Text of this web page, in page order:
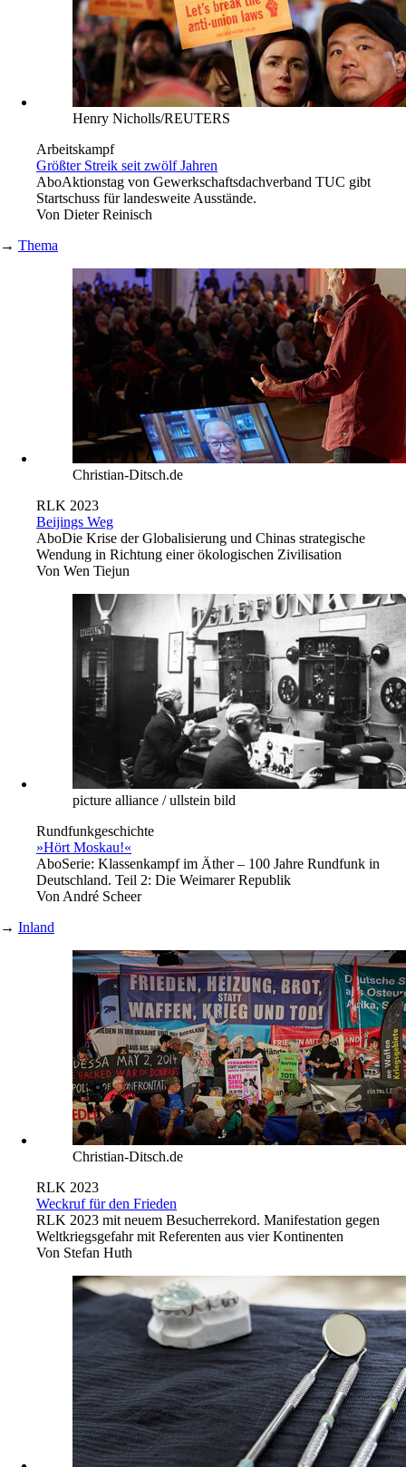
Henry Nicholls/REUTERS
Arbeitskampf
Größter Streik seit zwölf Jahren
AboAktionstag von Gewerkschaftsdachverband TUC gibt
Startschuss für landesweite Ausstände.
Von Dieter Reinisch
→ Thema
Christian-Ditsch.de
RLK 2023
Beijings Weg
AboDie Krise der Globalisierung und Chinas strategische
Wendung in Richtung einer ökologischen Zivilisation
Von Wen Tiejun
picture alliance / ullstein bild
Rundfunkgeschichte
»Hört Moskau!«
AboSerie: Klassenkampf im Äther – 100 Jahre Rundfunk in
Deutschland. Teil 2: Die Weimarer Republik
Von André Scheer
→ Inland
Christian-Ditsch.de
RLK 2023
Weckruf für den Frieden
RLK 2023 mit neuem Besucherrekord. Manifestation gegen
Weltkriegsgefahr mit Referenten aus vier Kontinenten
Von Stefan Huth